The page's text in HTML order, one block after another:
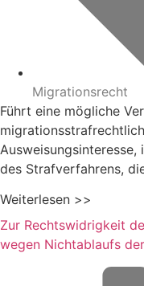
Migrationsrecht
Führt eine mögliche
des Strafverfahrens,
Weiterlesen >>
Zur Rechtswidrigkeit
wegen Nichtablaufs